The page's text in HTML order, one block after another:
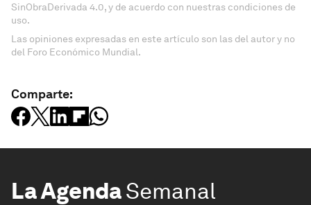
SinObraDerivada 4.0, y de acuerdo con nuestras condiciones de
uso.
Las opiniones expresadas en este artículo son las del autor y no
del Foro Económico Mundial.
Comparte:
La AgendaSemanal